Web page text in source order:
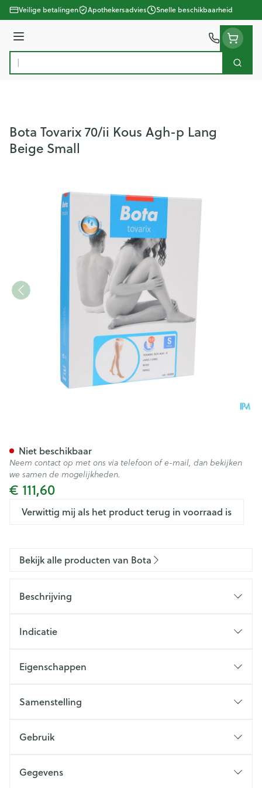
Ga naar de inhoud
Veilige betalingen Apothekersadvies Snelle beschikbaarheid
Menu
Product, merk, categorie... Zoek
Bota Tovarix 70/ii Kous Agh-p Lang
Beige Small
€ 111,60
Verwittig mij als het product terug in voorraad is
Niet beschikbaar
Neem contact op met ons via telefoon of e-mail, dan bekijken
we samen de mogelijkheden.
Bekijk alle producten van Bota
Beschrijving
Indicatie
Eigenschappen
Samenstelling
Gebruik
Gegevens